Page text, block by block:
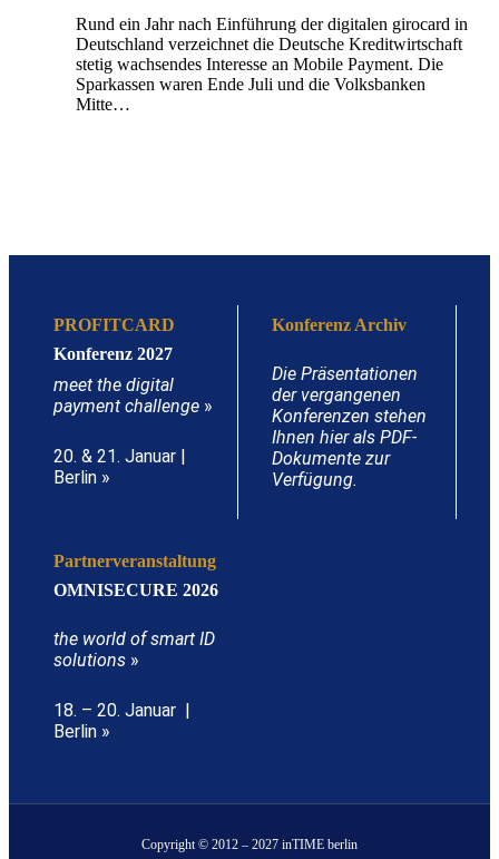
Rund ein Jahr nach Einführung der digitalen girocard in
Deutschland verzeichnet die Deutsche Kreditwirtschaft
stetig wachsendes Interesse an Mobile Payment. Die
Sparkassen waren Ende Juli und die Volksbanken
Mitte…
PROFITCARD
Konferenz 2027
meet the digital
payment challenge »
20. & 21. Januar |
Berlin »
Konferenz Archiv
Die Präsentationen
der vergangenen
Konferenzen stehen
Ihnen hier als PDF-
Dokumente zur
Verfügung.
Partnerveranstaltung
OMNISECURE 2026
the world of smart ID
solutions »
18. – 20. Januar |
Berlin »
Copyright © 2012 – 2027 inTIME berlin